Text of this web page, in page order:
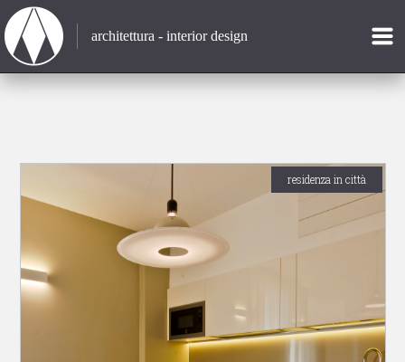
architettura - interior design
residenza in città